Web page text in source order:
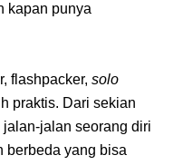
kapan punya
flashpacker, solo
praktis. Dari sekian
jalan-jalan seorang diri
berbeda yang bisa